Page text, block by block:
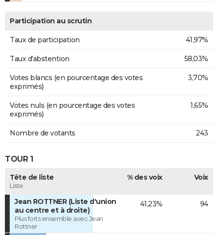
Participation au scrutin
Taux de participation 41,97%
Taux d'abstention 58,03%
Votes blancs (en pourcentage des votes
exprimés)
3,70%
Votes nuls (en pourcentage des votes
exprimés)
1,65%
Nombre de votants 243
TOUR 1
Tête de liste
Liste
% des voix Voix
Jean ROTTNER (Liste d'union
au centre et à droite)
Plus forts ensemble avec Jean
Rottner
41,23% 94